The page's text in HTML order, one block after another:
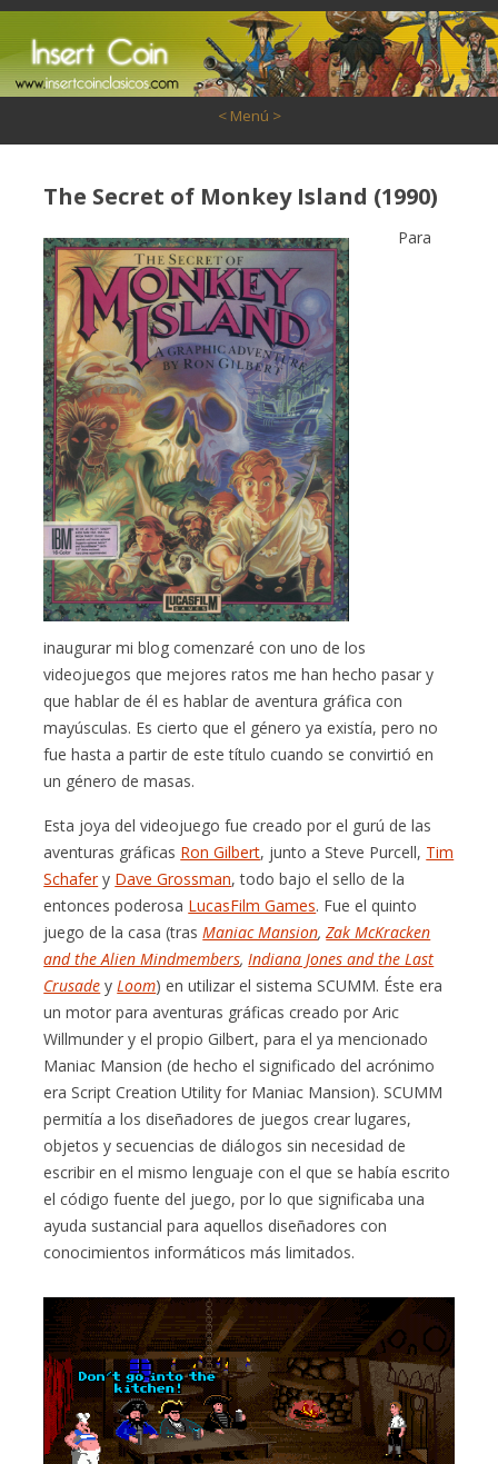
< Menú >
The Secret of Monkey Island (1990)
Para
inaugurar mi blog comenzaré con uno de los
videojuegos que mejores ratos me han hecho pasar y
que hablar de él es hablar de aventura gráfica con
mayúsculas. Es cierto que el género ya existía, pero no
fue hasta a partir de este título cuando se convirtió en
un género de masas.
Esta joya del videojuego fue creado por el gurú de las
aventuras gráficas Ron Gilbert, junto a Steve Purcell, Tim
Schafery Dave Grossman, todo bajo el sello de la
entonces poderosa LucasFilm Games. Fue el quinto
juego de la casa (trasManiac Mansion,Zak McKracken
and the Alien Mindmembers,Indiana Jones and the Last
Crusade yLoom) en utilizar el sistema SCUMM. Éste era
un motor para aventuras gráficas creado por Aric
Willmunder y el propio Gilbert, para el ya mencionado
Maniac Mansion (de hecho el significado del acrónimo
era Script Creation Utility for Maniac Mansion). SCUMM
permitía a los diseñadores de juegos crear lugares,
objetos y secuencias de diálogos sin necesidad de
escribir en el mismo lenguaje con el que se había escrito
el código fuente del juego, por lo que significaba una
ayuda sustancial para aquellos diseñadores con
conocimientos informáticos más limitados.